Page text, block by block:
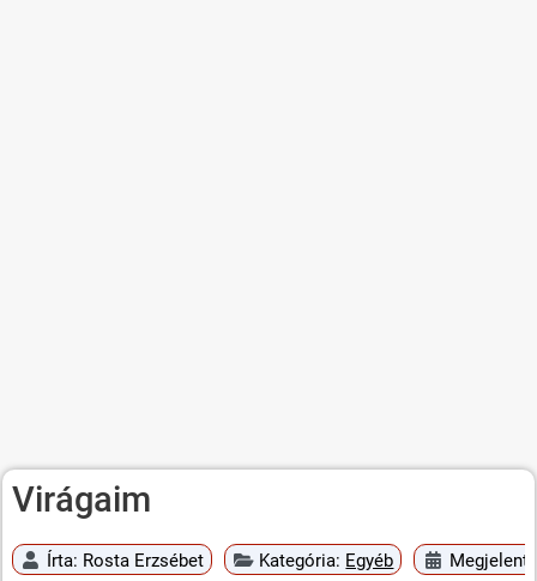
Virágaim
Írta: Rosta Erzsébet Kategória: Egyéb